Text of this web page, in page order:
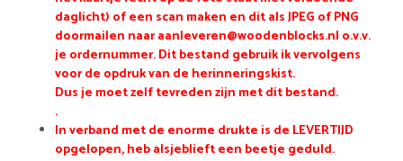
daglicht) of een scan maken en dit als JPEG of PNG
doormailen naar aanleveren@woodenblocks.nl o.v.v.
je ordernummer. Dit bestand gebruik ik vervolgens
voor de opdruk van de herinneringskist.
Dus je moet zelf tevreden zijn met dit bestand.
.
In verband met de enorme drukte is de LEVERTIJD
opgelopen, heb alsjeblieft een beetje geduld.